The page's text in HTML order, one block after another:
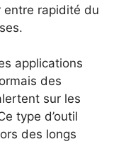
entre rapidité du
applications
des
sur les
type d’outil
des longs